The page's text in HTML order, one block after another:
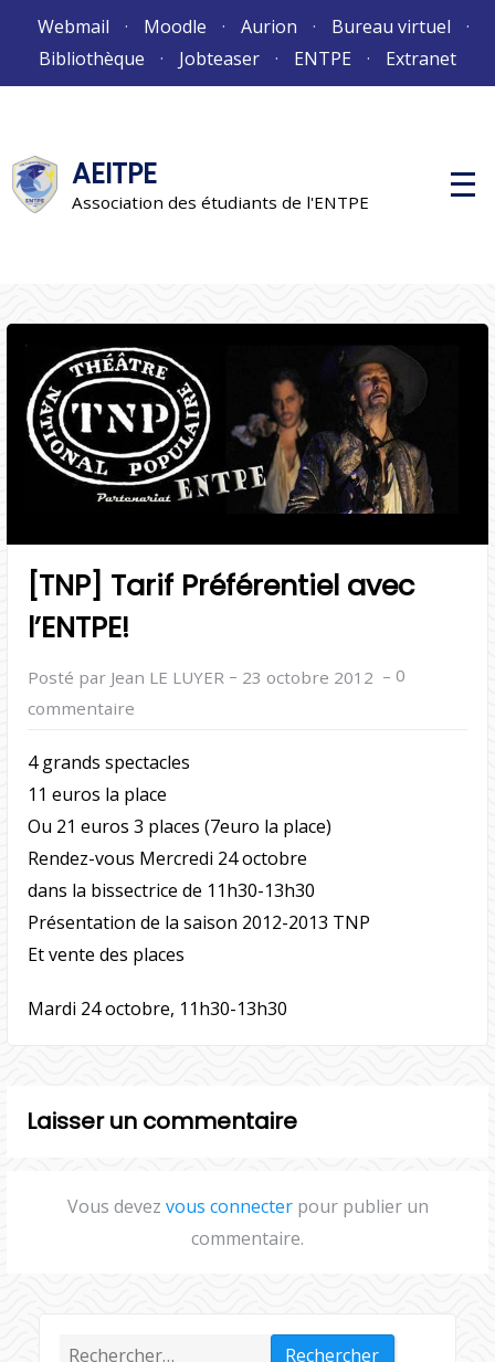
Webmail Moodle Aurion
Bureau virtuel
Bibliothèque
Jobteaser ENTPE Extranet
AEITPE
Association des étudiants de l'ENTPE
M
e
c
[TNP] Tarif Préférentiel avec
l’ENTPE!
Posté par Jean LE LUYER – 23 octobre 2012 – 0
commentaire
4 grands spectacles
11 euros la place
Ou 21 euros 3 places (7euro la place)
Rendez-vous Mercredi 24 octobre
dans la bissectrice de 11h30-13h30
Présentation de la saison 2012-2013 TNP
Et vente des places
Mardi 24 octobre, 11h30-13h30
Laisser un commentaire
Vous devez vous connecterpour publier un
commentaire.
Rechercher :